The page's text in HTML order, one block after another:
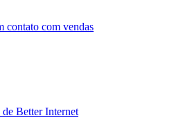
contato com vendas
Better Internet